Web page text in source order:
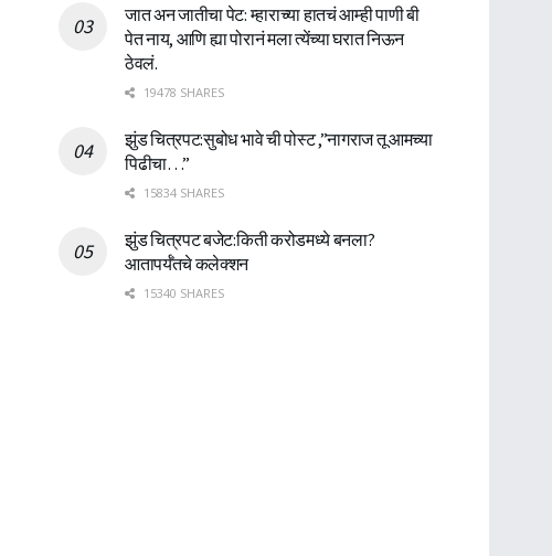
जात अन जातीचा पेट: म्हाराच्या हातचं आम्ही पाणी बी
पेत नाय, आणि ह्या पोरानं मला त्येंच्या घरात निऊन
ठेवलं.
19478 SHARES
झुंड चित्रपट:सुबोध भावे ची पोस्ट ,”नागराज तू आमच्या
पिढीचा…”
15834 SHARES
झुंड चित्रपट बजेट:किती करोडमध्ये बनला?
आतापर्यँतचे कलेक्शन
15340 SHARES